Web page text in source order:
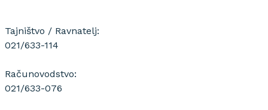
Tajništvo / Ravnatelj:
021/633-114
Računovodstvo:
021/633-076